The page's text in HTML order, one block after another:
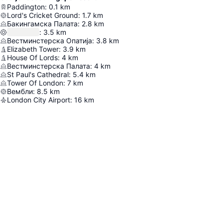
Paddington: 0.1 km
Lord's Cricket Ground: 1.7 km
Бакингамска Палата: 2.8 km
: 3.5 km
Вестминстерска Опатија: 3.8 km
Elizabeth Tower: 3.9 km
House Of Lords: 4 km
Вестминстерска Палата: 4 km
St Paul's Cathedral: 5.4 km
Tower Of London: 7 km
Вембли: 8.5 km
London City Airport: 16 km